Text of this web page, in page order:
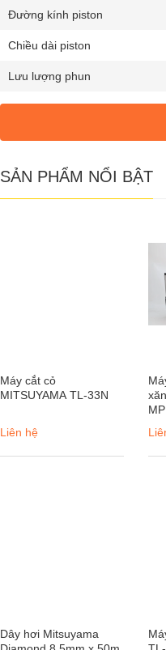
Đường kính piston
Chiều dài piston
Lưu lượng phun
SẢN PHẨM NỔI BẬT
Máy cắt cỏ
MITSUYAMA TL-33N
Liên hệ
Dây hơi Mitsuyama